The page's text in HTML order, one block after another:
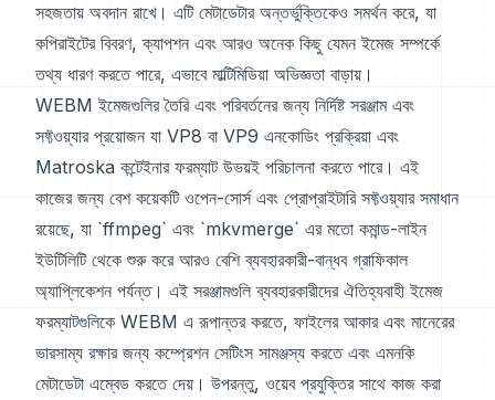
সহজতায় অবদান রাখে। এটি মেটাডেটার অন্তর্ভুক্তিকেও সমর্থন করে, যা
কপিরাইটের বিবরণ, ক্যাপশন এবং আরও অনেক কিছু যেমন ইমেজ সম্পর্কে
তথ্য ধারণ করতে পারে, এভাবে মাল্টিমিডিয়া অভিজ্ঞতা বাড়ায়।
WEBM ইমেজগুলির তৈরি এবং পরিবর্তনের জন্য নির্দিষ্ট সরঞ্জাম এবং
সফ্টওয়্যার প্রয়োজন যা VP8 বা VP9 এনকোডিং প্রক্রিয়া এবং
Matroska কন্টেইনার ফরম্যাট উভয়ই পরিচালনা করতে পারে। এই
কাজের জন্য বেশ কয়েকটি ওপেন-সোর্স এবং প্রোপ্রাইটারি সফ্টওয়্যার সমাধান
রয়েছে, যা `ffmpeg` এবং `mkvmerge` এর মতো কমান্ড-লাইন
ইউটিলিটি থেকে শুরু করে আরও বেশি ব্যবহারকারী-বান্ধব গ্রাফিকাল
অ্যাপ্লিকেশন পর্যন্ত। এই সরঞ্জামগুলি ব্যবহারকারীদের ঐতিহ্যবাহী ইমেজ
ফরম্যাটগুলিকে WEBM এ রূপান্তর করতে, ফাইলের আকার এবং মানেরের
ভারসাম্য রক্ষার জন্য কম্প্রেশন সেটিংস সামঞ্জস্য করতে এবং এমনকি
মেটাডেটা এম্বেড করতে দেয়। উপরন্তু, ওয়েব প্রযুক্তির সাথে কাজ করা